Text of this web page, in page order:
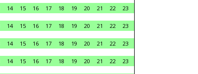
14 15 16 17 18 19 20 21 22
23
14 15 16 17 18 19 20 21 22
23
14 15 16 17 18 19 20 21 22
23
14 15 16 17 18 19 20 21 22
23